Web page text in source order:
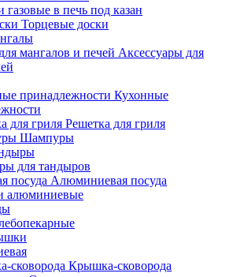
в печь под казан
Торцевые доски
Аксессуары для
Кухонные
Решетка для гриля
Шампуры
для тандыров
Алюминиевая посуда
алюминиевые
Крышка-сковорода